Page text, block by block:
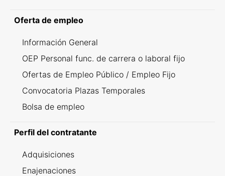
Oferta de empleo
Información General
OEP Personal func. de carrera o laboral fijo
Ofertas de Empleo Público / Empleo Fijo
Convocatoria Plazas Temporales
Bolsa de empleo
Perfil del contratante
Adquisiciones
Enajenaciones